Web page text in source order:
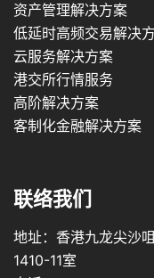
资产管理解决方案
低延时高频交易解决
云服务解决方案
港交所行情服务
高阶解决方案
客制化金融解决方案
联络我们
地址：香港九龙尖沙
1410-11室